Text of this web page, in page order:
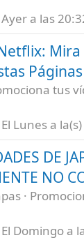
Ayer a las
Mira
tus
El Lunes a
DE
NO
El Domingo a